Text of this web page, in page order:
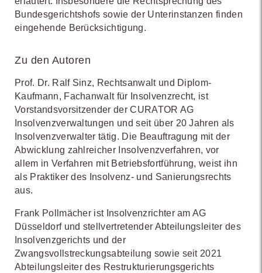
Bundesgerichtshofs sowie der Unterinstanzen finden
eingehende Berücksichtigung.
Zu den Autoren
Prof. Dr. Ralf Sinz, Rechtsanwalt und Diplom-
Kaufmann, Fachanwalt für Insolvenzrecht, ist
Vorstandsvorsitzender der CURATOR AG
Insolvenzverwaltungen und seit über 20 Jahren als
Insolvenzverwalter tätig. Die Beauftragung mit der
Abwicklung zahlreicher Insolvenzverfahren, vor
allem in Verfahren mit Betriebsfortführung, weist ihn
als Praktiker des Insolvenz- und Sanierungsrechts
aus.
Frank Pollmächer ist Insolvenzrichter am AG
Düsseldorf und stellvertretender Abteilungsleiter des
Insolvenzgerichts und der
Zwangsvollstreckungsabteilung sowie seit 2021
Abteilungsleiter des Restrukturierungsgerichts